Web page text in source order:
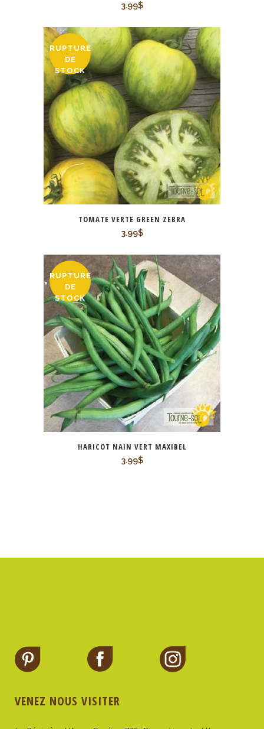
3.99$
RUPTURE
DE
STOCK
TOMATE VERTE GREEN ZEBRA
3.99$
RUPTURE
DE
STOCK
HARICOT NAIN VERT MAXIBEL
3.99$
VENEZ NOUS VISITER